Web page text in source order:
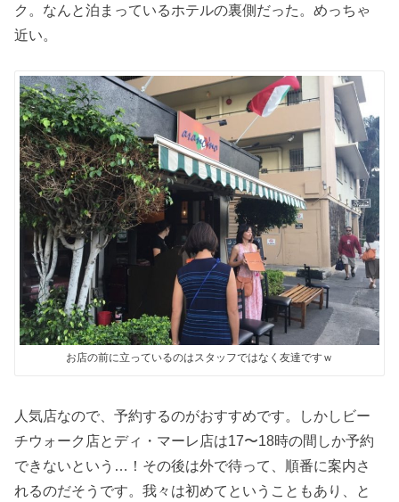
ク。なんと泊まっているホテルの裏側だった。めっちゃ
近い。
お店の前に立っているのはスタッフではなく友達ですｗ
人気店なので、予約するのがおすすめです。しかしビー
チウォーク店とディ・マーレ店は17〜18時の間しか予約
できないという…！その後は外で待って、順番に案内さ
れるのだそうです。我々は初めてということもあり、と